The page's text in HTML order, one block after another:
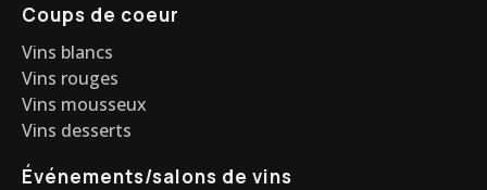
Coups de coeur
Vins blancs
Vins rouges
Vins mousseux
Vins desserts
Événements/salons de vins